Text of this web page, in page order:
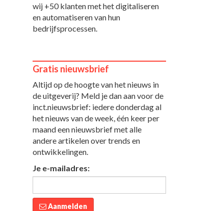
wij +50 klanten met het digitaliseren
en automatiseren van hun
bedrijfsprocessen.
Gratis nieuwsbrief
Altijd op de hoogte van het nieuws in
de uitgeverij? Meld je dan aan voor de
inct.nieuwsbrief: iedere donderdag al
het nieuws van de week, één keer per
maand een nieuwsbrief met alle
andere artikelen over trends en
ontwikkelingen.
Je e-mailadres:
Aanmelden